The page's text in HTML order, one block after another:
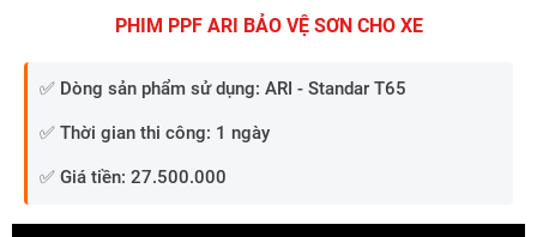
PHIM PPF ARI BẢO VỆ SƠN CHO XE
✅ Dòng sản phẩm sử dụng: ARI - Standar T65
✅ Thời gian thi công: 1 ngày
✅ Giá tiền: 27.500.000